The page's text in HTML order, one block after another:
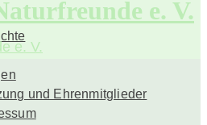
und Ehrenmitglieder
e. V.